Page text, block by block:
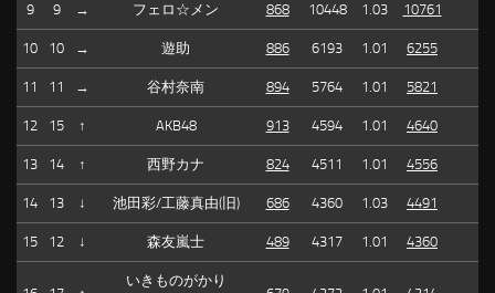
9 9 → フェロ☆メン 868 10448 1.03 10761
10 10 → 遊助 886 6193 1.01 6255
11 11 → 谷村奈南 894 5764 1.01 5821
12 15 ↑ AKB48 913 4594 1.01 4640
13 14 ↑ 西野カナ 824 4511 1.01 4556
14 13 ↓ 池田彩/工藤真由(旧) 686 4360 1.03 4491
15 12 ↓ 森友嵐士 489 4317 1.01 4360
いきものがかり